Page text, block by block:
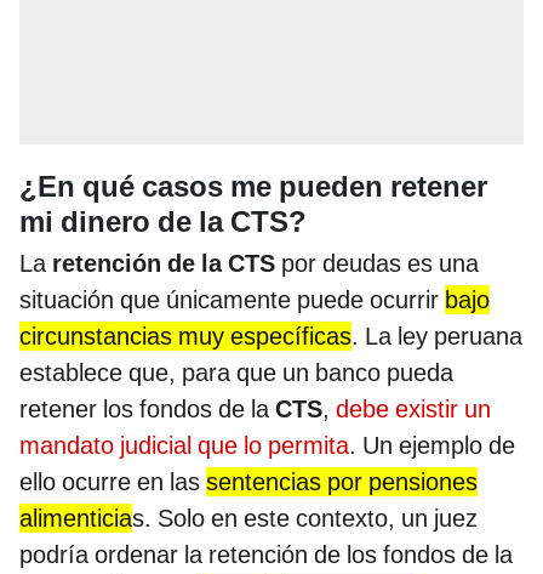
¿En qué casos me pueden retener
mi dinero de la CTS?
La retención de la CTS por deudas es una
situación que únicamente puede ocurrir bajo
circunstancias muy específicas. La ley peruana
establece que, para que un banco pueda
retener los fondos de laCTS, debe existir un
mandato judicial que lo permita. Un ejemplo de
ello ocurre en las sentencias por pensiones
alimenticias. Solo en este contexto, un juez
podría ordenar la retención de los fondos de la